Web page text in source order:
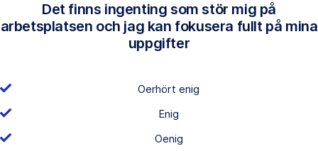
Det finns ingenting som stör mig på
arbetsplatsen och jag kan fokusera fullt på mina
uppgifter
Oerhört enig
Enig
Oenig